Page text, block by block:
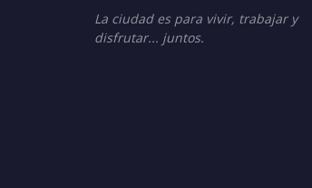
La ciudad es para vivir, trabajar y
disfrutar... juntos.